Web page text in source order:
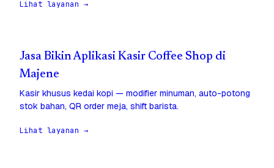
Lihat layanan →
Jasa Bikin Aplikasi Kasir Coffee Shop di
Majene
Kasir khusus kedai kopi — modifier minuman, auto-potong
stok bahan, QR order meja, shift barista.
Lihat layanan →